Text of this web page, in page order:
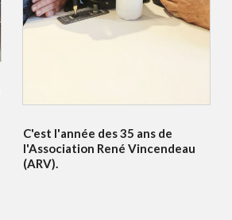
C'est l'année des 35 ans de
l'Association René Vincendeau
(ARV).